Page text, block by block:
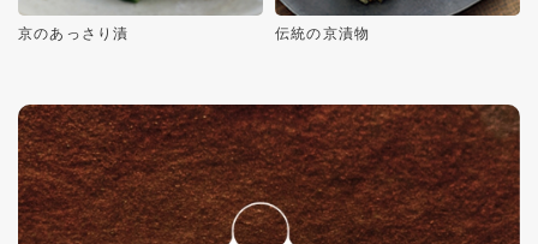
京のあっさり漬 伝統の京漬物